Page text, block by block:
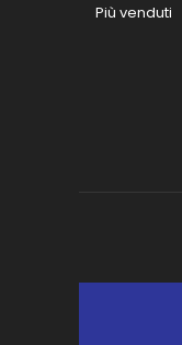
Più venduti